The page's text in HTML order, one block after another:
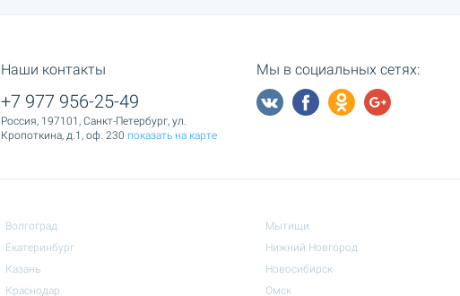
Наши контакты
+7 977 956-25-49
Россия, 197101, Санкт-Петербург, ул.
Кропоткина, д.1, оф. 230 показать на карте
Мы в социальных сетях:
Волгоград
Екатеринбург
Казань
Краснодар
Мытищи
Нижний Новгород
Новосибирск
Омск